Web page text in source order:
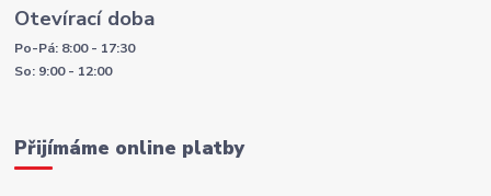
Otevírací doba
Po-Pá: 8:00 - 17:30
So: 9:00 - 12:00
Přijímáme online platby